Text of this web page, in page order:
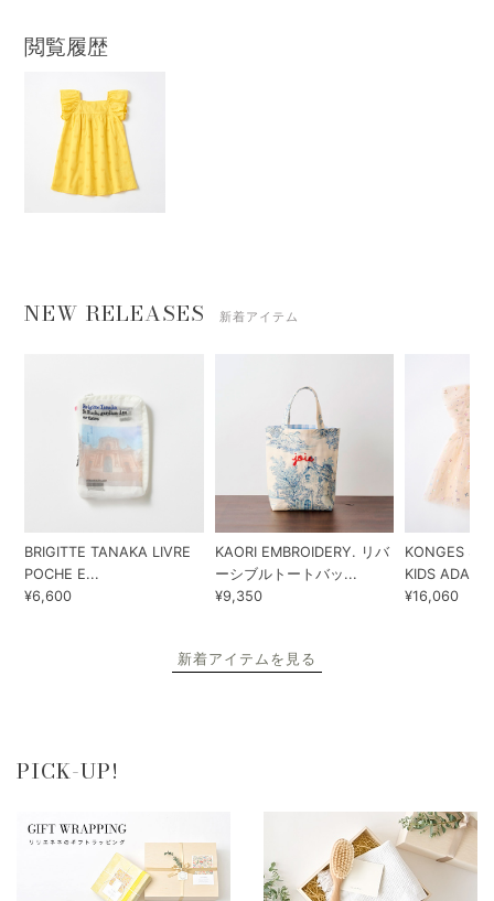
閲覧履歴
NEW RELEASES 新着アイテム
BRIGITTE TANAKA LIVRE
POCHE E...
¥6,600
KAORI EMBROIDERY. リバ
ーシブルトートバッ...
¥9,350
KONGES
KIDS ADA...
¥16,060
新着アイテムを見る
PICK-UP!